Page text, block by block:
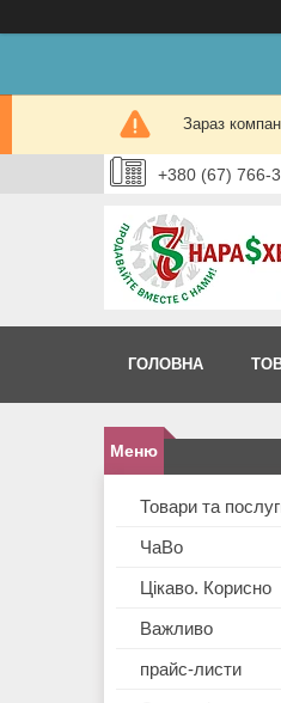
Зараз
+380 (67) 766-
ГОЛОВНА
Товари та
ЧаВо
Цікаво. Корисно
Важливо
прайс-листи